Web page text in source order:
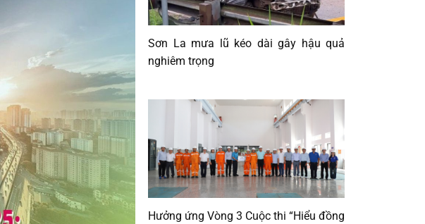
Sơn La mưa lũ kéo dài gây hậu quả
nghiêm trọng
Hưởng ứng Vòng 3 Cuộc thi “Hiểu đồng